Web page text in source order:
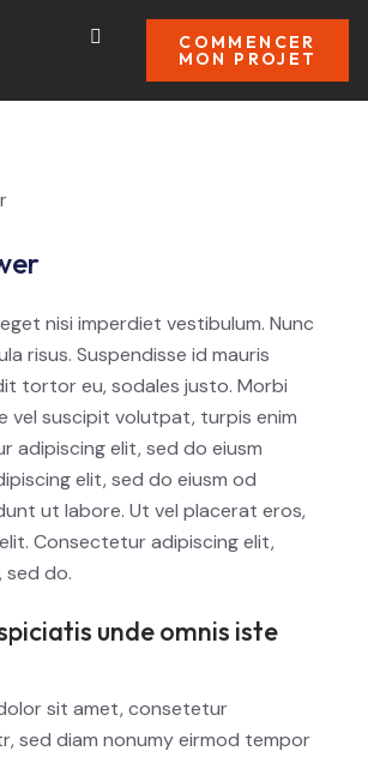
COMMENCER
MON PROJET
nisi imperdiet vestibulum. Nunc
risus. Suspendisse id mauris
tortor eu, sodales justo. Morbi
vel suscipit volutpat, turpis enim
adipiscing elit, sed do eiusm
elit, sed do eiusm od
ut labore. Ut vel placerat eros,
Consectetur adipiscing elit,
sed do.
unde omnis iste
sit amet, consetetur
sed diam nonumy eirmod tempor